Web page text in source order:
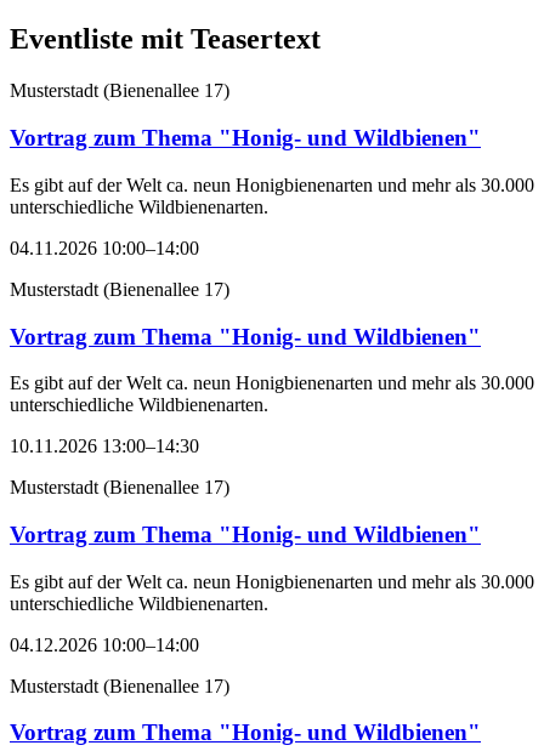
Eventliste mit Teasertext
Musterstadt (Bienenallee 17)
Vortrag zum Thema "Honig- und Wildbienen"
Es gibt auf der Welt ca. neun Honigbienenarten und mehr als 30.000
unterschiedliche Wildbienenarten.
04.11.2026 10:00–14:00
Musterstadt (Bienenallee 17)
Vortrag zum Thema "Honig- und Wildbienen"
Es gibt auf der Welt ca. neun Honigbienenarten und mehr als 30.000
unterschiedliche Wildbienenarten.
10.11.2026 13:00–14:30
Musterstadt (Bienenallee 17)
Vortrag zum Thema "Honig- und Wildbienen"
Es gibt auf der Welt ca. neun Honigbienenarten und mehr als 30.000
unterschiedliche Wildbienenarten.
04.12.2026 10:00–14:00
Musterstadt (Bienenallee 17)
Vortrag zum Thema "Honig- und Wildbienen"